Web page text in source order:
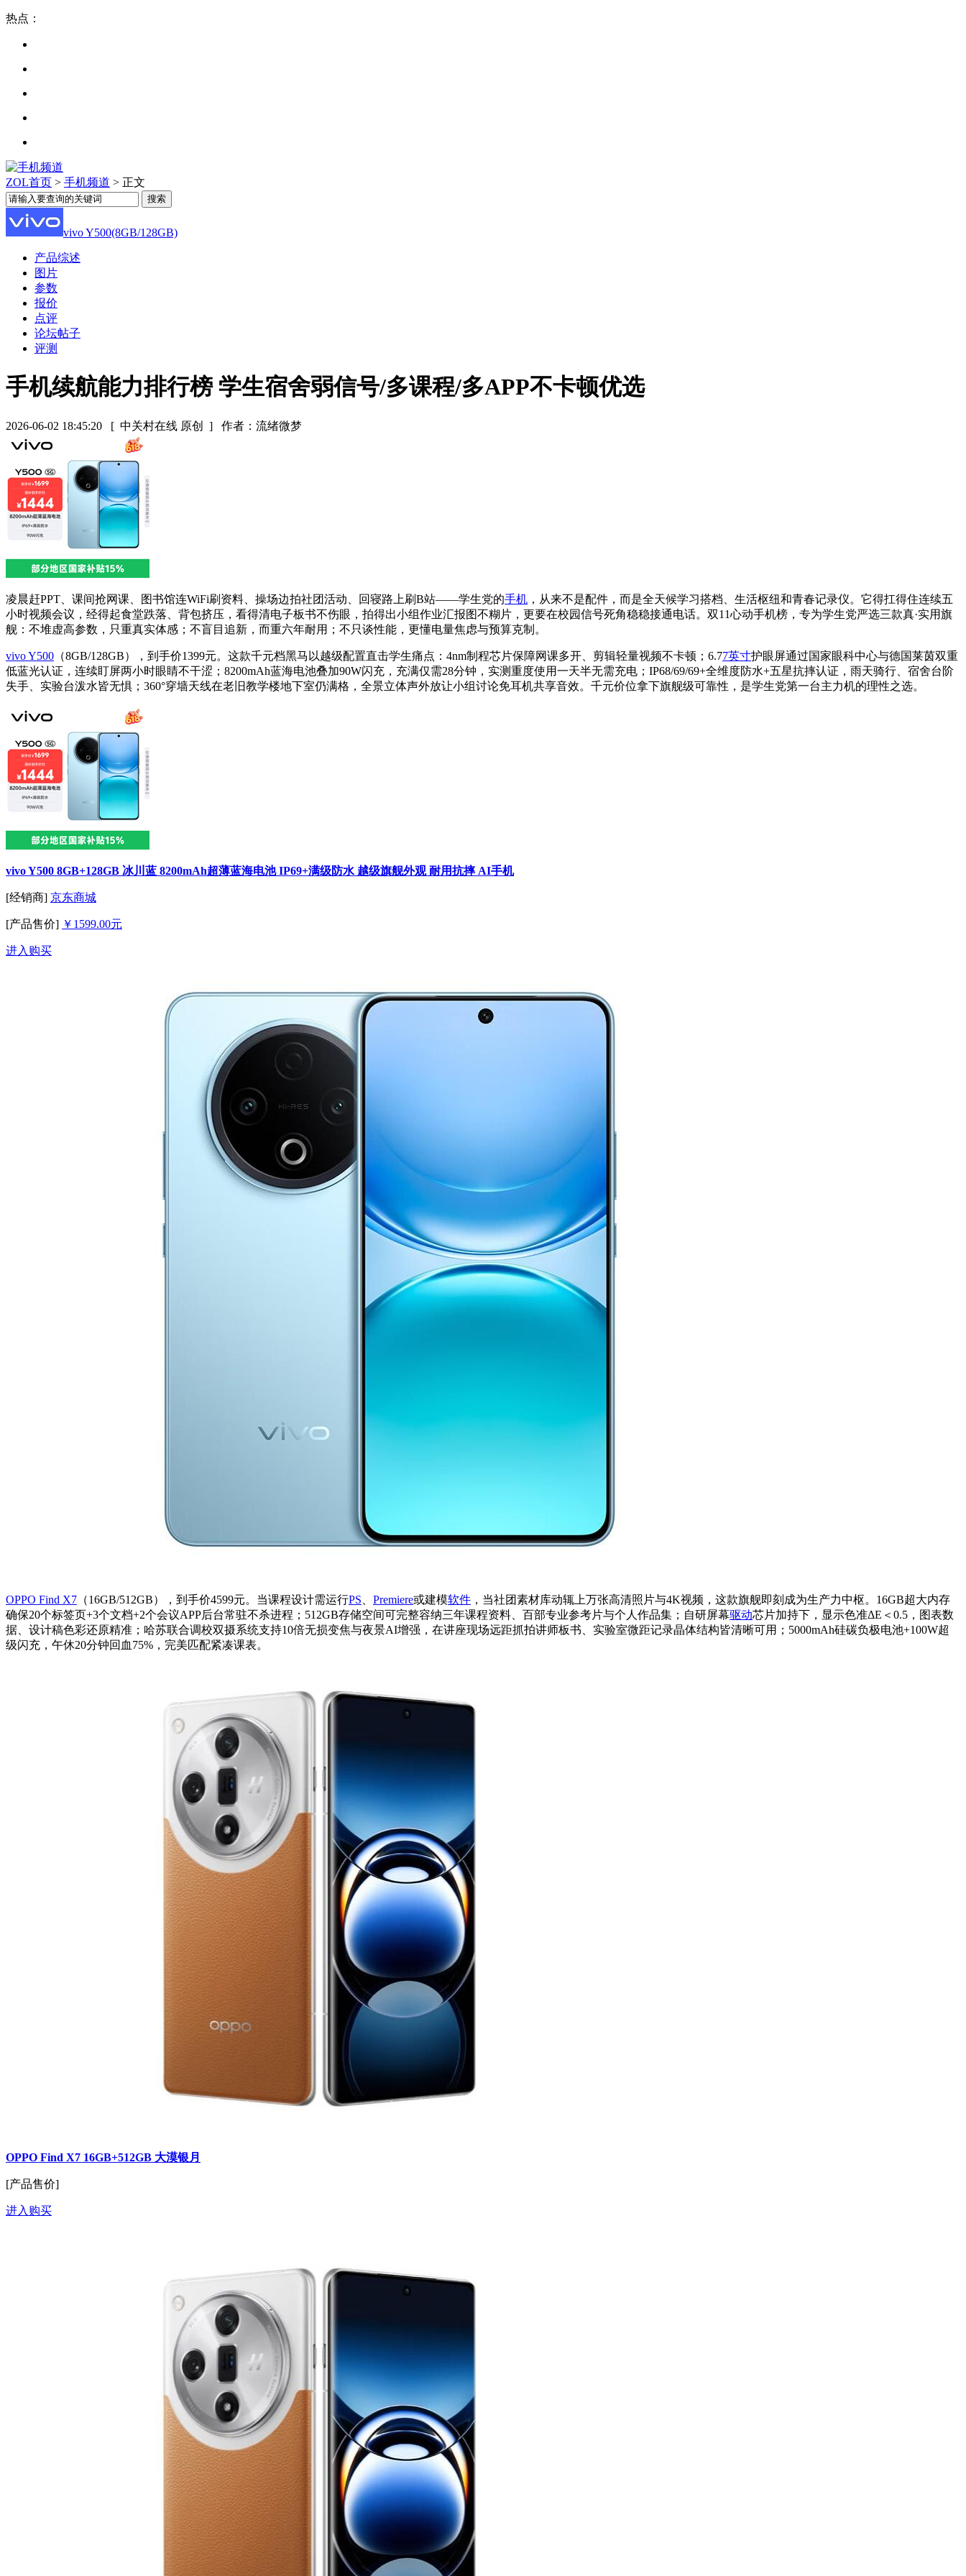
热点：
ZOL首页 > 手机频道 > 正文
vivo Y500(8GB/128GB)
产品综述
图片
参数
报价
点评
论坛帖子
评测
手机续航能力排行榜 学生宿舍弱信号/多课程/多APP不卡顿优选
2026-06-02 18:45:20 [ 中关村在线 原创 ] 作者：流绪微梦
凌晨赶PPT、课间抢网课、图书馆连WiFi刷资料、操场边拍社团活动、回寝路上刷B站——学生党的手机 ，从来不是配件，而是全天候学习搭档、生活枢纽和青春记录仪。它得扛得住连续五
小时视频会议，经得起食堂跌落、背包挤压，看得清电子板书不伤眼，拍得出小组作业汇报图不糊片，更要在校园信号死角稳稳接通电话。双11心动手机榜，专为学生党严选三款真·实用旗
舰：不堆虚高参数，只重真实体感；不盲目追新，而重六年耐用；不只谈性能，更懂电量焦虑与预算克制。
vivo Y500 （8GB/128GB），到手价1399元。这款千元档黑马以越级配置直击学生痛点：4nm制程芯片保障网课多开、剪辑轻量视频不卡顿；6.77英寸护眼屏通过国家眼科中心与德国莱茵双重
低蓝光认证，连续盯屏两小时眼睛不干涩；8200mAh蓝海电池叠加90W闪充，充满仅需28分钟，实测重度使用一天半无需充电；IP68/69/69+全维度防水+五星抗摔认证，雨天骑行、宿舍台阶
失手、实验台泼水皆无惧；360°穿墙天线在老旧教学楼地下室仍满格，全景立体声外放让小组讨论免耳机共享音效。千元价位拿下旗舰级可靠性，是学生党第一台主力机的理性之选。
vivo Y500 8GB+128GB 冰川蓝 8200mAh超薄蓝海电池 IP69+满级防水 越级旗舰外观 耐用抗摔 AI手机
[经销商] 京东商城
[产品售价] ￥1599.00元
进入购买
OPPO Find X7 （16GB/512GB），到手价4599元。当课程设计需运行PS Premiere或建模软件 ，当社团素材库动辄上万张高清照片与4K视频，这款旗舰即刻成为生产力中枢。16GB超大内存
确保20个标签页+3个文档+2个会议APP后台常驻不杀进程；512GB存储空间可完整容纳三年课程资料、百部专业参考片与个人作品集；自研屏幕驱动芯片加持下，显示色准ΔE＜0.5，图表数
据、设计稿色彩还原精准；哈苏联合调校双摄系统支持10倍无损变焦与夜景AI增强，在讲座现场远距抓拍讲师板书、实验室微距记录晶体结构皆清晰可用；5000mAh硅碳负极电池+100W超
级闪充，午休20分钟回血75%，完美匹配紧凑课表。
OPPO Find X7 16GB+512GB 大漠银月
[产品售价]
进入购买